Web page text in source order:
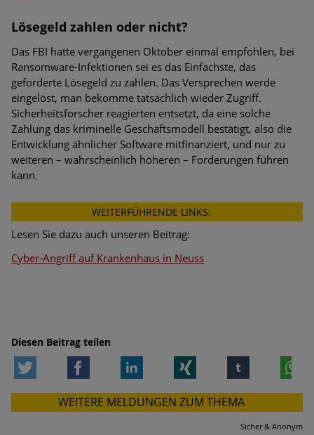
Lösegeld zahlen oder nicht?
Das FBI hatte vergangenen Oktober einmal empfohlen, bei
Ransomware-Infektionen sei es das Einfachste, das
geforderte Lösegeld zu zahlen. Das Versprechen werde
eingelöst, man bekomme tatsächlich wieder Zugriff.
Sicherheitsforscher reagierten entsetzt, da eine solche
Zahlung das kriminelle Geschäftsmodell bestätigt, also die
Entwicklung ähnlicher Software mitfinanziert, und nur zu
weiteren – wahrscheinlich höheren – Forderungen führen
kann.
WEITERFÜHRENDE LINKS:
Lesen Sie dazu auch unseren Beitrag:
Cyber-Angriff auf Krankenhaus in Neuss
Diesen Beitrag teilen
Facebook LinkedIn tumblr
WEITERE MELDUNGEN ZUM THEMA
Sicher & Anonym